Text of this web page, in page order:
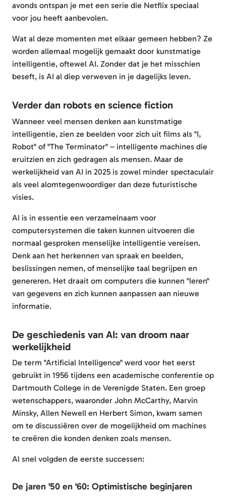
avonds ontspan je met een serie die Netflix speciaal
voor jou heeft aanbevolen.
Wat al deze momenten met elkaar gemeen hebben? Ze
worden allemaal mogelijk gemaakt door kunstmatige
intelligentie, oftewel AI. Zonder dat je het misschien
beseft, is AI al diep verweven in je dagelijks leven.
Verder dan robots en science fiction
Wanneer veel mensen denken aan kunstmatige
intelligentie, zien ze beelden voor zich uit films als "I,
Robot" of "The Terminator" – intelligente machines die
eruitzien en zich gedragen als mensen. Maar de
werkelijkheid van AI in 2025 is zowel minder spectaculair
als veel alomtegenwoordiger dan deze futuristische
visies.
AI is in essentie een verzamelnaam voor
computersystemen die taken kunnen uitvoeren die
normaal gesproken menselijke intelligentie vereisen.
Denk aan het herkennen van spraak en beelden,
beslissingen nemen, of menselijke taal begrijpen en
genereren. Het draait om computers die kunnen "leren"
van gegevens en zich kunnen aanpassen aan nieuwe
informatie.
De geschiedenis van AI: van droom naar
werkelijkheid
De term "Artificial Intelligence" werd voor het eerst
gebruikt in 1956 tijdens een academische conferentie op
Dartmouth College in de Verenigde Staten. Een groep
wetenschappers, waaronder John McCarthy, Marvin
Minsky, Allen Newell en Herbert Simon, kwam samen
om te discussiëren over de mogelijkheid om machines
te creëren die konden denken zoals mensen.
Al snel volgden de eerste successen:
De jaren '50 en '60: Optimistische beginjaren